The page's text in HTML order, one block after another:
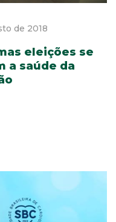
de 2018
eleições se
a saúde da